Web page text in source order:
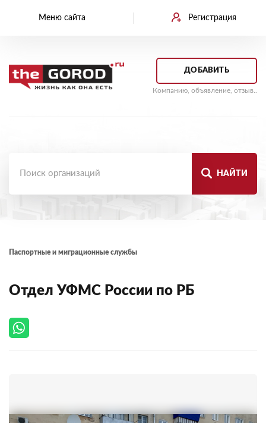
Меню сайта Регистрация
ДОБАВИТЬ
Компанию, объявление, отзыв..
НАЙТИ
Паспортные и миграционные службы
Отдел УФМС России по РБ